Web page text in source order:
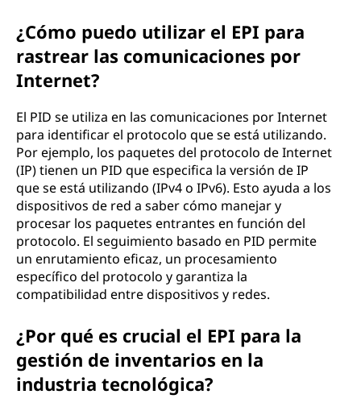
¿Cómo puedo utilizar el EPI para
rastrear las comunicaciones por
Internet?
El PID se utiliza en las comunicaciones por Internet
para identificar el protocolo que se está utilizando.
Por ejemplo, los paquetes del protocolo de Internet
(IP) tienen un PID que especifica la versión de IP
que se está utilizando (IPv4 o IPv6). Esto ayuda a los
dispositivos de red a saber cómo manejar y
procesar los paquetes entrantes en función del
protocolo. El seguimiento basado en PID permite
un enrutamiento eficaz, un procesamiento
específico del protocolo y garantiza la
compatibilidad entre dispositivos y redes.
¿Por qué es crucial el EPI para la
gestión de inventarios en la
industria tecnológica?